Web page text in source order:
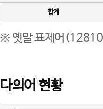
합계
※ 옛말 표제어(12810
다의어 현황